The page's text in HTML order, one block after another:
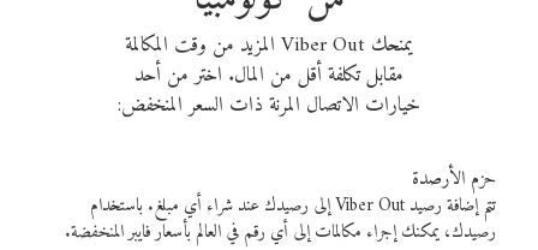
يمنحك Viber Out المزيد من وقت المكالمة
مقابل تكلفة أقل من المال. اختر من أحد
خيارات الاتصال المرنة ذات السعر المنخفض:
حزم الأرصدة
تتم إضافة رصيد Viber Out إلى رصيدك عند شراء أي مبلغ. باستخدام
رصيدك، يمكنك إجراء مكالمات إلى أي رقم في العالم بأسعار فايبر المنخفضة.